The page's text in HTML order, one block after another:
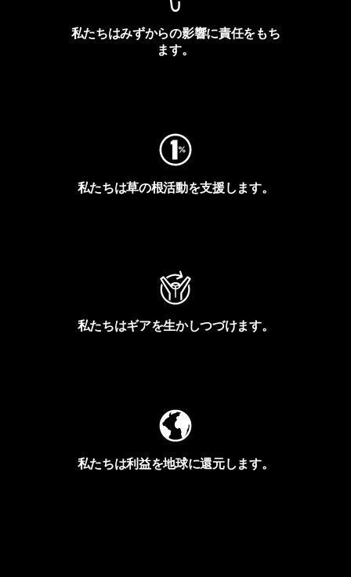
私たちはみずからの影響に責任をもち
ます。
私たちは草の根活動を支援します。
私たちはギアを生かしつづけます。
私たちは利益を地球に還元します。